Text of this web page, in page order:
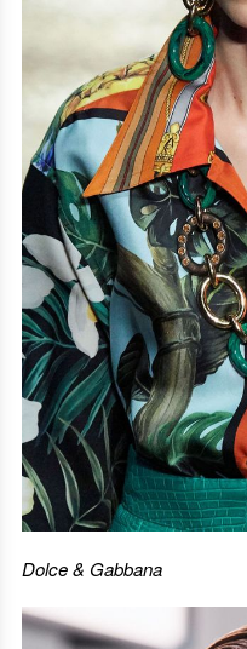
Dolce & Gabbana